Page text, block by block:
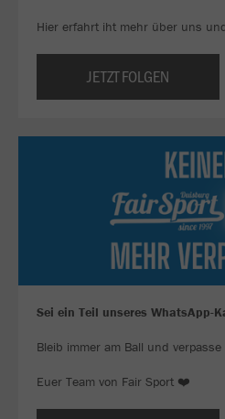
Hier erfahrt iht mehr über uns
JETZT FOLGEN
Sei ein Teil unseres WhatsApp-
Bleib immer am Ball und
Euer Team von Fair Sport ❤️